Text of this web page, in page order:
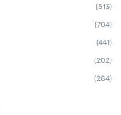
(513)
(704)
(441)
(202)
(284)